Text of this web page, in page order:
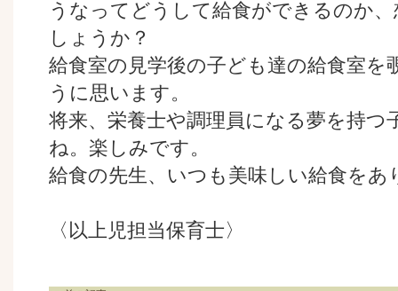
うなってどうして給食ができるのか
しょうか？
給食室の見学後の子ども達の給食室を
うに思います。
将来、栄養士や調理員になる夢を持
ね。楽しみです。
給食の先生、いつも美味しい給食を
〈以上児担当保育士〉